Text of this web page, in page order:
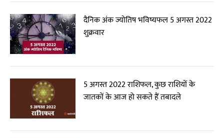
दैनिक अंक ज्योतिष भविष्यफल 5 अगस्त 2022
शुक्रवार
5 अगस्त 2022 राशिफल, कुछ राशियों के
जातकों के आज हो सकते हैं तबादले